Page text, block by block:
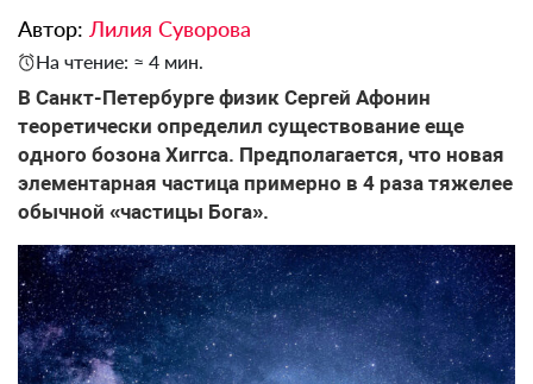
Автор: Лилия Суворова
На чтение: ≈ 4 мин.
В Санкт-Петербурге физик Сергей Афонин
теоретически определил существование еще
одного бозона Хиггса. Предполагается, что новая
элементарная частица примерно в 4 раза тяжелее
обычной «частицы Бога».